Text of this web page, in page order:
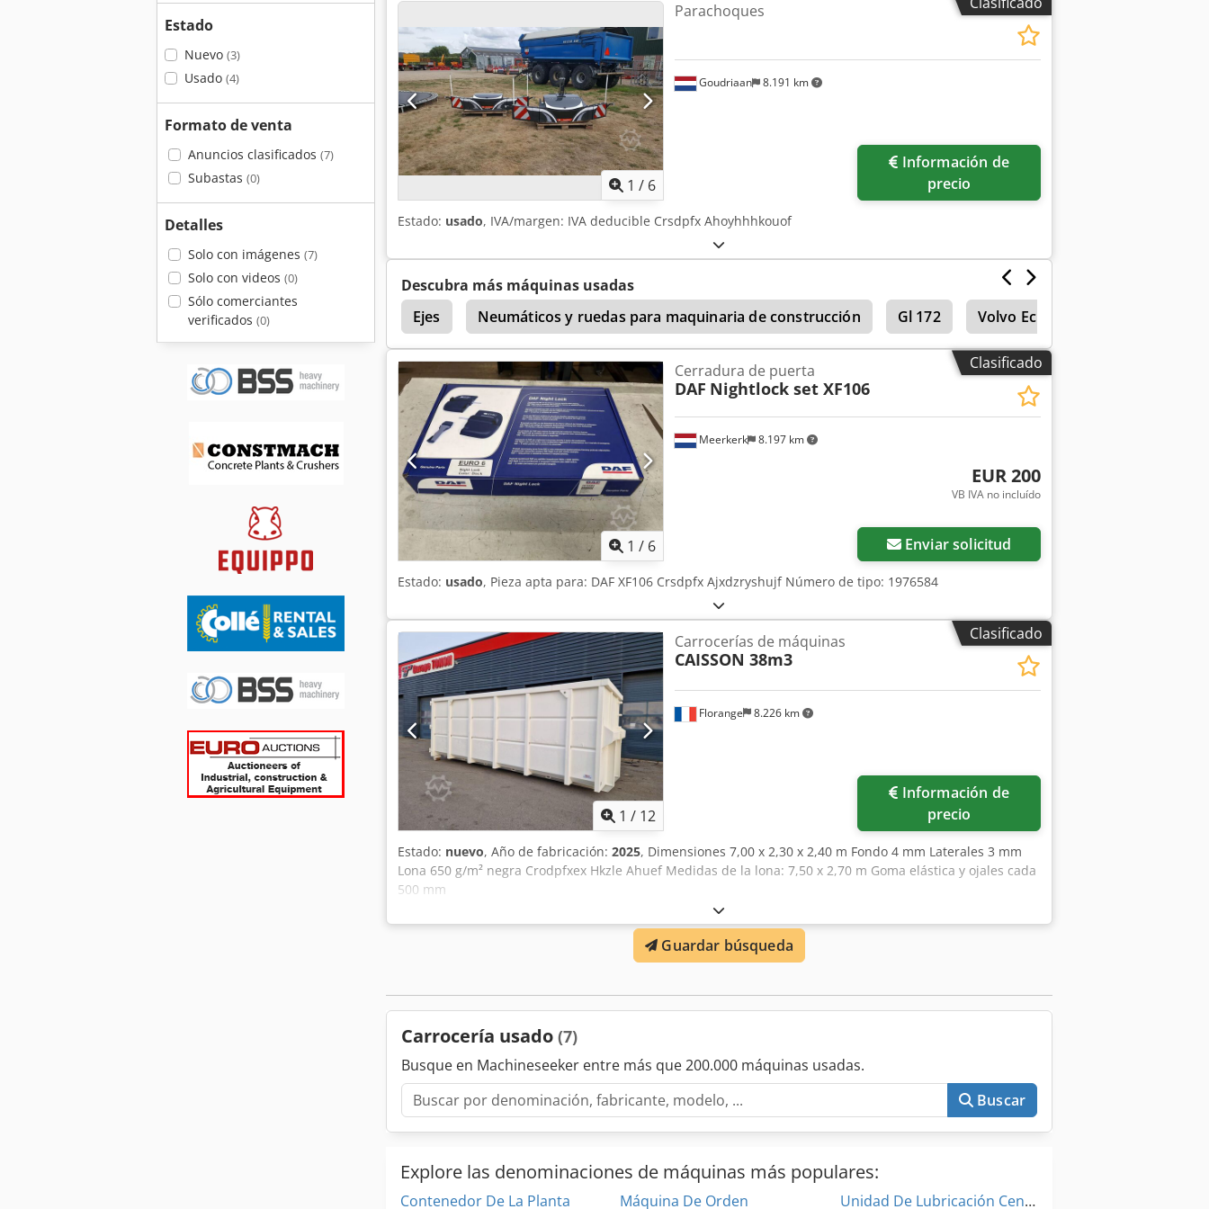
Estado
Nuevo (3)
Usado (4)
Formato de venta
Anuncios clasificados (7)
Subastas (0)
Detalles
Solo con imágenes (7)
Solo con videos (0)
Sólo comerciantes
verificados (0)
1 / 6
Goudriaan 8.191 km
Parachoques
precio
Estado: usado, IVA/margen: IVA deducible Crsdpfx Ahoyhhhkouof
Descubra más máquinas usadas
Ejes
Neumáticos y ruedas para maquinaria de construcción Gl 172 Volvo Ecr 38
Clasificado
1 / 6
Meerkerk 8.197 km
Cerradura de puerta
DAF Nightlock set XF106
EUR 200
VB IVA no incluído
Enviar solicitud
Estado: usado, Pieza apta para: DAF XF106 Crsdpfx Ajxdzryshujf Número de tipo: 1976584
Clasificado
1 / 12
Florange 8.226 km
Carrocerías de máquinas
CAISSON 38m3
precio
Estado: nuevo, Año de fabricación: 2025, Dimensiones 7,00 x 2,30 x 2,40 m Fondo 4 mm Laterales 3 mm
Lona 650 g/m² negra Crodpfxex Hkzle Ahuef Medidas de la lona: 7,50 x 2,70 m Goma elástica y ojales cada
500 mm
Guardar búsqueda
Carrocería usado (7)
Busque en Machineseeker entre más que 200.000 máquinas usadas.
Buscar
Explore las denominaciones de máquinas más populares:
Contenedor De La Planta
Máquina De Orden
Unidad De Lubricación Centralizada